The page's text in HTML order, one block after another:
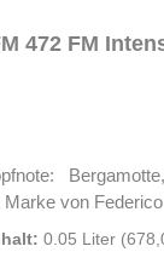
472 FM
von
0.05 Liter